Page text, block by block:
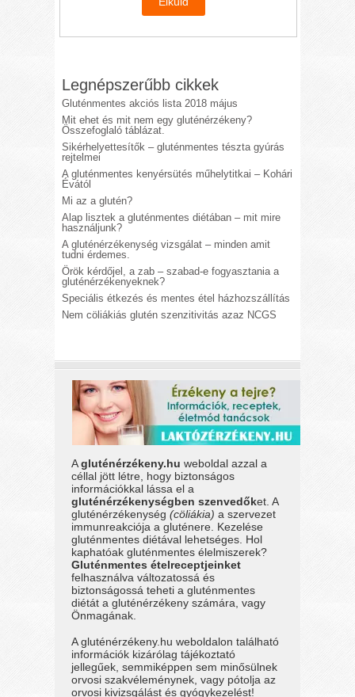
Legnépszerűbb cikkek
Gluténmentes akciós lista 2018 május
Mit ehet és mit nem egy gluténérzékeny?
Összefoglaló táblázat.
Sikérhelyettesítők – gluténmentes tészta gyúrás
rejtelmei
A gluténmentes kenyérsütés műhelytitkai – Kohári
Évától
Mi az a glutén?
Alap lisztek a gluténmentes diétában – mit mire
használjunk?
A gluténérzékenység vizsgálat – minden amit
tudni érdemes.
Örök kérdőjel, a zab – szabad-e fogyasztania a
gluténérzékenyeknek?
Speciális étkezés és mentes étel házhozszállítás
Nem cöliákiás glutén szenzitivitás azaz NCGS
Agluténérzékeny.hu weboldal azzal a
céllal jött létre, hogy biztonságos
információkkal lássa el a
gluténérzékenységben szenvedőket. A
gluténérzékenység(cöliákia) a szervezet
immunreakciója a gluténere. Kezelése
gluténmentes diétával lehetséges. Hol
kaphatóak gluténmentes élelmiszerek?
Gluténmentes ételreceptjeinket
felhasználva változatossá és
biztonságossá teheti a gluténmentes
diétát a gluténérzékeny számára, vagy
Önmagának.
A gluténérzékeny.hu weboldalon található
információk kizárólag tájékoztató
jellegűek, semmiképpen sem minősülnek
orvosi szakvéleménynek, vagy pótolja az
orvosi kivizsgálást és gyógykezelést!